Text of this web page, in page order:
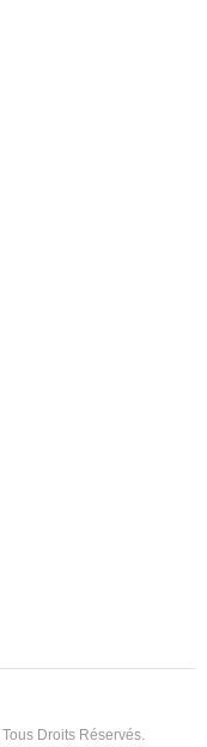
Tous Droits Réservés.